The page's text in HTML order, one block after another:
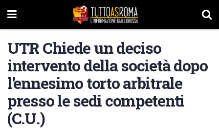
UTR Chiede un deciso
intervento della società dopo
l’ennesimo torto arbitrale
presso le sedi competenti
(C.U.)